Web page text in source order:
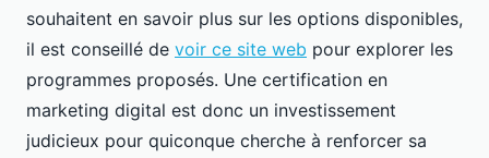
souhaitent en savoir plus sur les options disponibles,
il est conseillé de voir ce site web pour explorer les
programmes proposés. Une certification en
marketing digital est donc un investissement
judicieux pour quiconque cherche à renforcer sa